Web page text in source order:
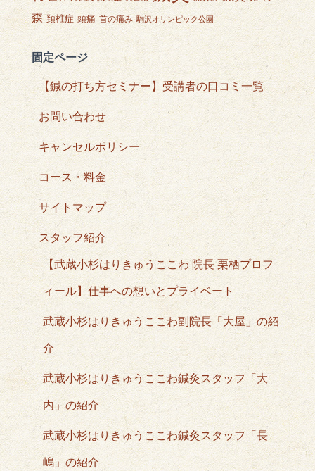
森 頚椎症 頭痛 首の痛み 駒沢オリンピック公園
固定ページ
【鍼の打ち方セミナー】受講者の口コミ一覧
お問い合わせ
キャンセルポリシー
コース・料金
サイトマップ
スタッフ紹介
【武蔵小杉はりきゅうここわ 院長 栗栖プロフ
ィール】仕事への想いとプライベート
武蔵小杉はりきゅうここわ副院長「大屋」の紹
介
武蔵小杉はりきゅうここわ鍼灸スタッフ「大
内」の紹介
武蔵小杉はりきゅうここわ鍼灸スタッフ「長
嶋」の紹介